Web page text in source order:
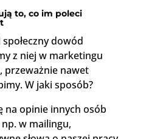
to, co im poleci
społeczny dowód
z niej w marketingu
przeważnie nawet
W jaki sposób?
na opinie innych osób
w mailingu,